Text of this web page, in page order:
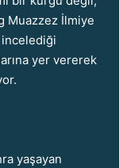
Muazzez İlmiye
incelediği
yer vererek
yaşayan